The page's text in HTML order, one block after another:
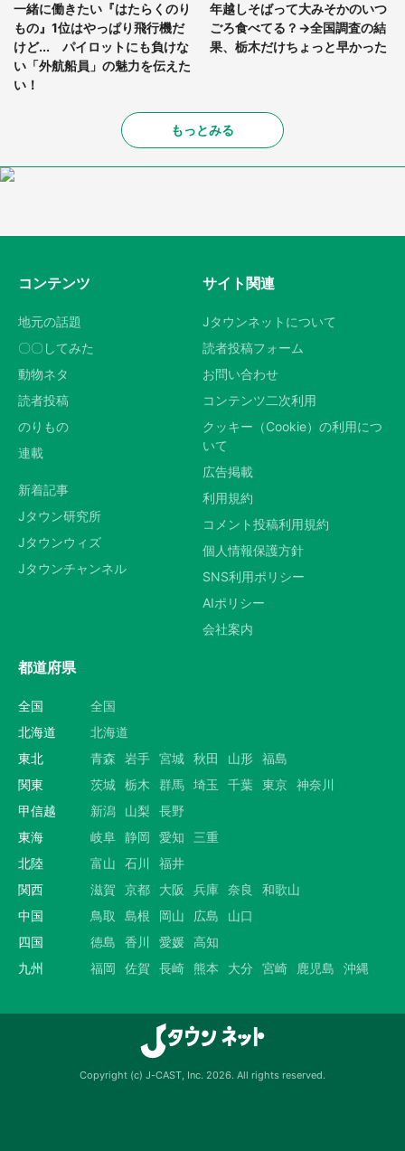
一緒に働きたい『はたらくのり
もの』1位はやっぱり飛行機だ
けど... パイロットにも負けな
い「外航船員」の魅力を伝えた
い！
年越しそばって大みそかのいつ
ごろ食べてる？→全国調査の結
果、栃木だけちょっと早かった
もっとみる
コンテンツ
地元の話題
〇〇してみた
動物ネタ
読者投稿
のりもの
連載
新着記事
Jタウン研究所
Jタウンウィズ
Jタウンチャンネル
サイト関連
Jタウンネットについて
読者投稿フォーム
お問い合わせ
コンテンツ二次利用
クッキー（Cookie）の利用につ
いて
広告掲載
利用規約
コメント投稿利用規約
個人情報保護方針
SNS利用ポリシー
AIポリシー
会社案内
都道府県
全国
全国
北海道
北海道
東北
青森 岩手 宮城 秋田 山形 福島
関東
茨城 栃木 群馬 埼玉 千葉 東京 神奈川
甲信越
新潟 山梨
長野
東海
岐阜 静岡 愛知
三重
北陸
富山 石川
福井
関西
滋賀 京都 大阪 兵庫 奈良
和歌山
中国
鳥取 島根 岡山 広島
山口
四国
徳島 香川 愛媛 高知
九州
福岡 佐賀 長崎 熊本 大分 宮崎 鹿児島 沖縄
Copyright (c) J-CAST, Inc. 2026. All rights reserved.